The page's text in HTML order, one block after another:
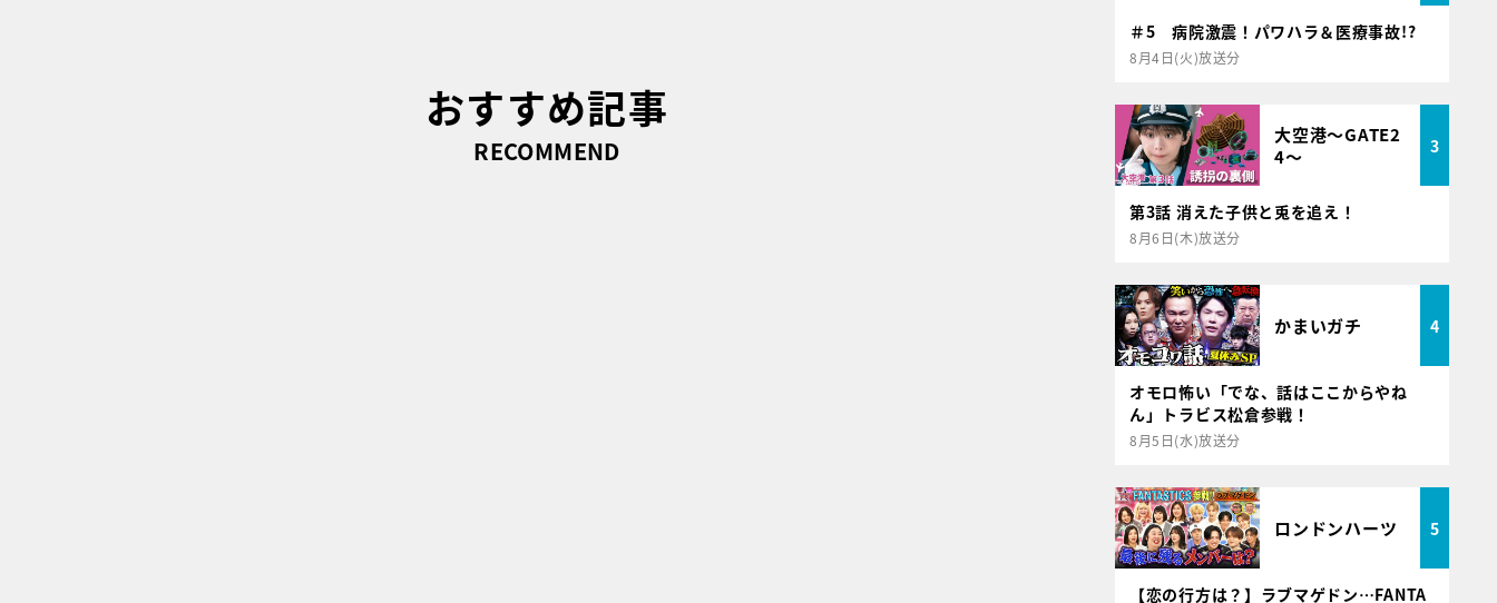
おすすめ記事
RECOMMEND
＃5 病院激震！パワハラ＆医療事故!?
8月4日(火)放送分
大空港～GATE2
4～
3
第3話 消えた子供と兎を追え！
8月6日(木)放送分
かまいガチ 4
オモロ怖い「でな、話はここからやね
ん」トラビス松倉参戦！
8月5日(水)放送分
ロンドンハーツ 5
【恋の行方は？】ラブマゲドン…FANTA